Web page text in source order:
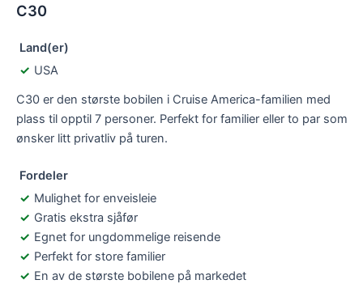
C30
Land(er)
USA
C30 er den største bobilen i Cruise America-familien med
plass til opptil 7 personer. Perfekt for familier eller to par som
ønsker litt privatliv på turen.
Fordeler
Mulighet for enveisleie
Gratis ekstra sjåfør
Egnet for ungdommelige reisende
Perfekt for store familier
En av de største bobilene på markedet